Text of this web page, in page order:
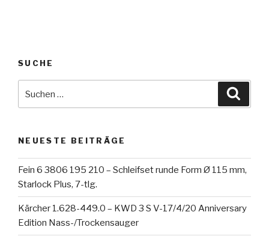
SUCHE
NEUESTE BEITRÄGE
Fein 6 3806 195 210 – Schleifset runde Form Ø 115 mm,
Starlock Plus, 7-tlg.
Kärcher 1.628-449.0 – KWD 3 S V-17/4/20 Anniversary
Edition Nass-/Trockensauger